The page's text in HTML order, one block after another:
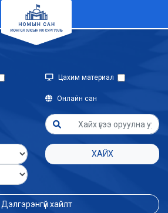
Цахим материал
Онлайн сан
ХАЙХ
Дэлгэрэнгүй хайлт